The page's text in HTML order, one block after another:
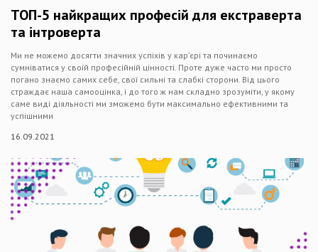
ТОП-5 найкращих професій для екстраверта
та інтроверта
Ми не можемо досягти значних успіхів у кар’єрі та починаємо
сумніватися у своїй професійній цінності. Проте дуже часто ми просто
погано знаємо самих себе, свої сильні та слабкі сторони. Від цього
страждає наша самооцінка, і до того ж нам складно зрозуміти, у якому
саме виді діяльності ми зможемо бути максимально ефективними та
успішними
16.09.2021